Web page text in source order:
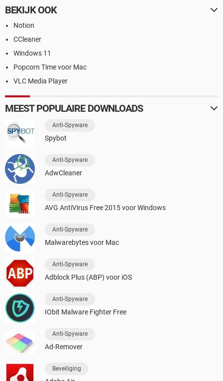
BEKIJK OOK
Notion
CCleaner
Windows 11
Popcorn Time voor Mac
VLC Media Player
MEEST POPULAIRE DOWNLOADS
Anti-Spyware
Spybot
Anti-Spyware
AdwCleaner
Anti-Spyware
AVG AntiVirus Free 2015 voor Windows
Anti-Spyware
Malwarebytes voor Mac
Anti-Spyware
Adblock Plus (ABP) voor iOS
Anti-Spyware
IObit Malware Fighter Free
Anti-Spyware
Ad-Remover
Beveiliging